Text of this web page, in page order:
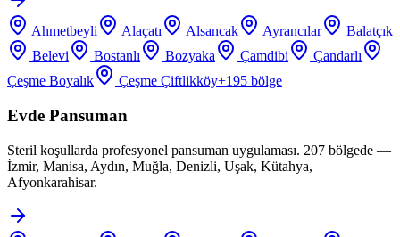
Ahmetbeyli Alaçatı Alsancak Ayrancılar
Balatçık
Belevi
Bostanlı Bozyaka Çamdibi
Çandarlı
Çeşme Boyalık
Çeşme Çiftlikköy+195 bölge
Evde Pansuman
Steril koşullarda profesyonel pansuman uygulaması. 207 bölgede —
İzmir, Manisa, Aydın, Muğla, Denizli, Uşak, Kütahya,
Afyonkarahisar.